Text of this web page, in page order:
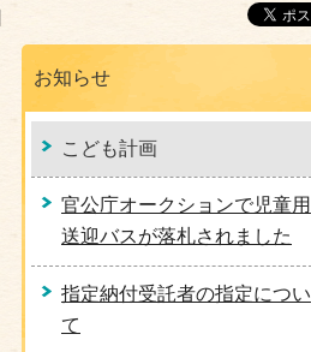
お知らせ
こども計画
官公庁オークションで児童用
送迎バスが落札されました
指定納付受託者の指定につい
て